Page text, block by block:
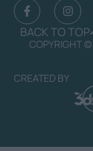
BACK TO TOP
COPYRIGHT
CREATED BY